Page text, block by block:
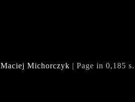
Maciej Michorczyk | Page in 0,185 s.